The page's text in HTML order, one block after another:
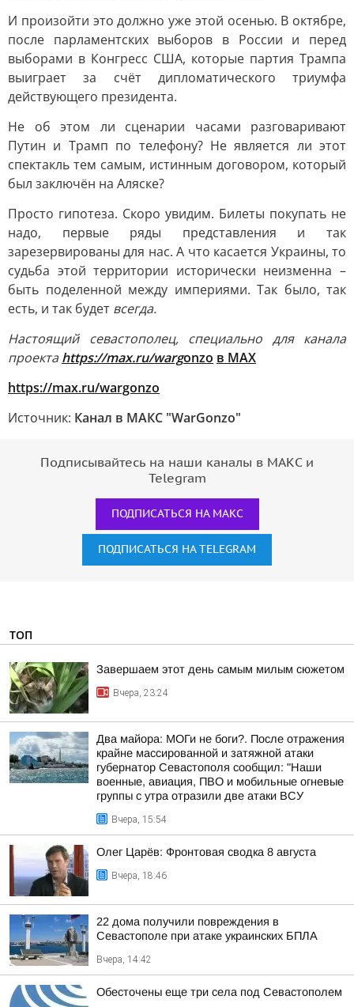
И произойти это должно уже этой осенью. В октябре,
после парламентских выборов в России и перед
выборами в Конгресс США, которые партия Трампа
выиграет за счёт дипломатического триумфа
действующего президента.
Не об этом ли сценарии часами разговаривают
Путин и Трамп по телефону? Не является ли этот
спектакль тем самым, истинным договором, который
был заключён на Аляске?
Просто гипотеза. Скоро увидим. Билеты покупать не
надо, первые ряды представления и так
зарезервированы для нас. А что касается Украины, то
судьба этой территории исторически неизменна –
быть поделенной между империями. Так было, так
есть, и так будет всегда.
Настоящий севастополец, специально для канала
проектаhttps://max.ru/wargonzo в МАХ
https://max.ru/wargonzo
Источник: Канал в МАКС "WarGonzo"
Подписывайтесь на наши каналы в МАКС и
Telegram
ПОДПИСАТЬСЯ НА МАКС
ПОДПИСАТЬСЯ НА TELEGRAM
ТОП
Завершаем этот день самым милым сюжетом
Вчера, 23:24
Два майора: МОГи не боги?. После отражения
крайне массированной и затяжной атаки
губернатор Севастополя сообщил: "Наши
военные, авиация, ПВО и мобильные огневые
группы с утра отразили две атаки ВСУ
Вчера, 15:54
Олег Царёв: Фронтовая сводка 8 августа
Вчера, 18:46
22 дома получили повреждения в
Севастополе при атаке украинских БПЛА
Вчера, 14:42
Обесточены еще три села под Севастополем